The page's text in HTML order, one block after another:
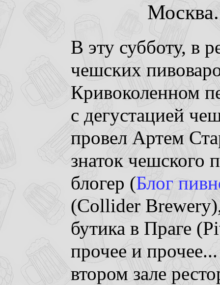
В эту субботу, в
чешских
Кривоколенном
с дегустацией
провел Артем
знаток чешского
блогер (Блог
(Collider
бутика в Праге
прочее и
втором зале